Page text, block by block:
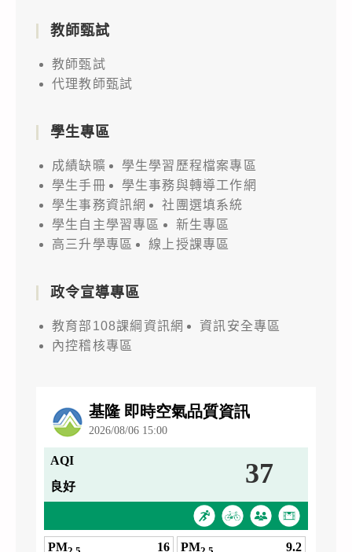
教師甄試
教師甄試
代理教師甄試
學生專區
成績缺曠
學生學習歷程檔案專區
學生手冊
學生事務與轉導工作網
學生事務資訊網
社團選填系統
學生自主學習專區
新生專區
高三升學專區
線上授課專區
政令宣導專區
教育部108課綱資訊網
資訊安全專區
內控稽核專區